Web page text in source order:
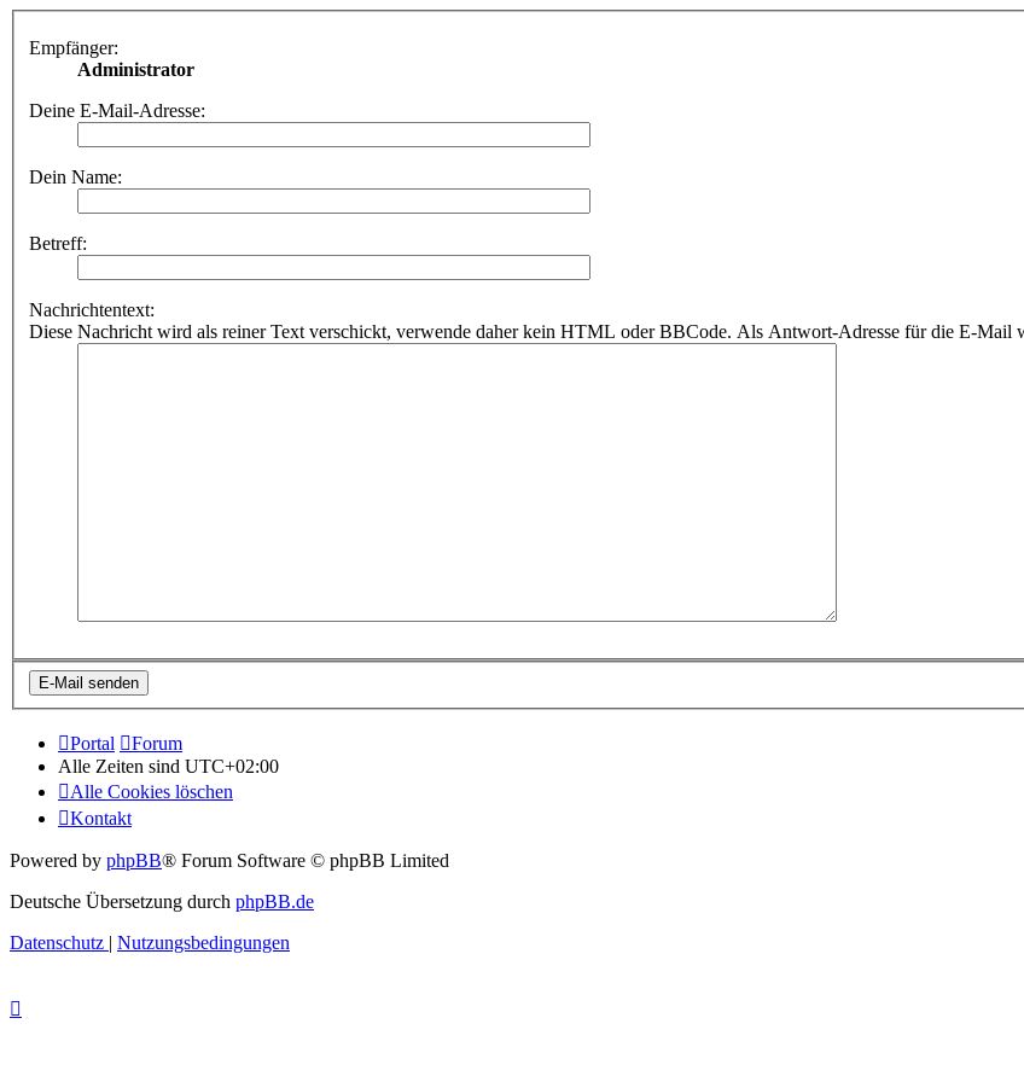
Empfänger:
Administrator
Deine E-Mail-Adresse:
Dein Name:
Betreff:
Nachrichtentext:
Diese Nachricht wird als reiner Text verschickt, verwende daher kein HTML oder BBCode. Als Antwort-Adresse für die E-Mail
Portal
Forum
Alle Zeiten sind UTC+02:00
Alle Cookies löschen
Kontakt
Powered by phpBB® Forum Software © phpBB Limited
Deutsche Übersetzung durch phpBB.de
Datenschutz | Nutzungsbedingungen